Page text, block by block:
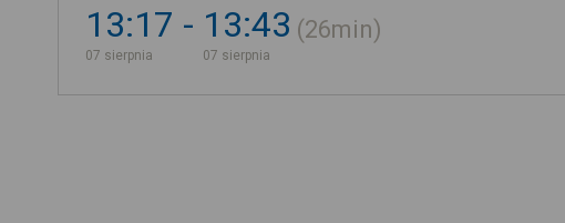
13:17
07 sierpnia
13:43
07 sierpnia
26min